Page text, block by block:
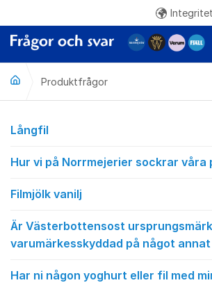
Produktfrågor
Produktfrågor
Långfil
Hur vi på Norrmejerier sockrar våra
Filmjölk vanilj
Är Västerbottensost
varumärkesskyddad på något
Har ni någon yoghurt eller fil med